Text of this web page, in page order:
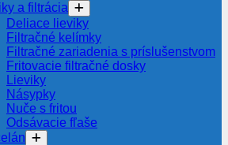
a filtrácia
Deliace lieviky
Filtračné kelímky
Filtračné zariadenia s príslušenstvom
Fritovacie filtračné dosky
Lieviky
Násypky
Nuče s fritou
Odsávacie fľaše